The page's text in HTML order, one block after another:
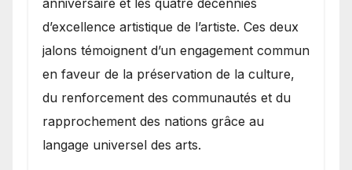
anniversaire et les quatre décennies
d’excellence artistique de l’artiste. Ces deux
jalons témoignent d’un engagement commun
en faveur de la préservation de la culture,
du renforcement des communautés et du
rapprochement des nations grâce au
langage universel des arts.